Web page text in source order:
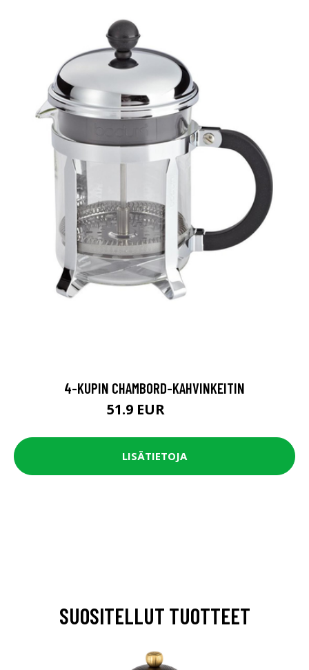
4-KUPIN CHAMBORD-KAHVINKEITIN
51.9 EUR
LISÄTIETOJA
SUOSITELLUT TUOTTEET